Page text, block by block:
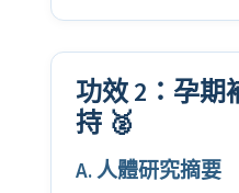
功效 2：孕期
持 🥈
A. 人體研究摘要